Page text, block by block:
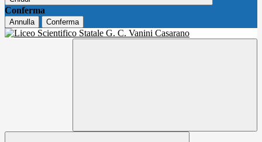
Conferma
Annulla Conferma